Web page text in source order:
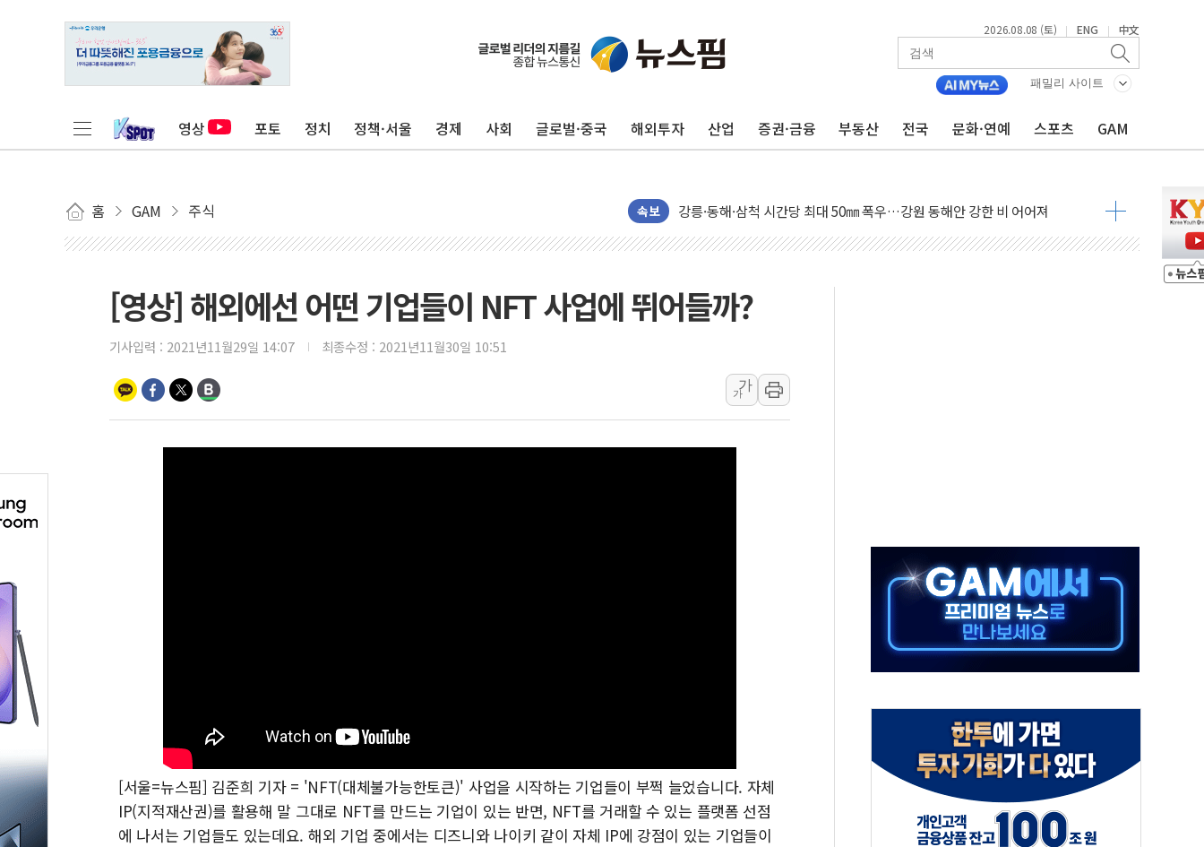
2026.08.08 (토) | ENG | 中文
패밀리 사이트
영상 포토 정치 정책·서울 경제 사회 글로벌·중국 해외투자 산업 증권·금융 부동산 전국 문화·연예 스포츠 GAM
홈 GAM 주식 속보
이번주 국내 주요 금융일정(8.10~8.14)
美, 이란전 출구전략 만지작…공습 한계·탄약 부족 현실화
폐기물 수거하다 참변…60대 환경미화원 수거차에 치여 사망
서울 중랑구 주택가서 흉기 난동…60대 남성 2명 숨져
여수 오동도 인근 해상서 모터보트 전복…1명 사망·1명 실종
추미애, '위안부' 피해자 기림의 날 참석..."국제적 시민 연대로 목소리 내야"
인천서 말다툼 중 어머니 흉기 살해 10대 아들 체포
'화합' 꺼낸 김민석에 '뻔뻔' 받아친 정청래…제주 연설서 신경전 고조
李대통령, ISA 개편 재검토 지시…與 "적극 환영"·野 "졸속 국정"
동해중부 전 해상 풍랑주의보…10일까지 최대 3.5m 높은 물결
동해시, 11~14일 '별똥별 멍' 운영…페르세우스 유성우 관측
강원 중·남부 동해안 시간당 50mm 이상 폭우…호우경보 발효
청양 밭에서 일하던 90대 숨져…온열질환 여부 조사
폭염에 車 운전면허 기능시험 오전 집중 편성…체감온도 38도 넘으면 중단
[영상] 해외에선 어떤 기업들이 NFT 사업에 뛰어들까?
기사입력 : 2021년11월29일 14:07 최종수정 : 2021년11월30일 10:51
가
가
[서울=뉴스핌] 김준희 기자 = 'NFT(대체불가능한토큰)' 사업을 시작하는 기업들이 부쩍 늘었습니다. 자체
IP(지적재산권)를 활용해 말 그대로 NFT를 만드는 기업이 있는 반면, NFT를 거래할 수 있는 플랫폼 선점
에 나서는 기업들도 있는데요. 해외 기업 중에서는 디즈니와 나이키 같이 자체 IP에 강점이 있는 기업들이